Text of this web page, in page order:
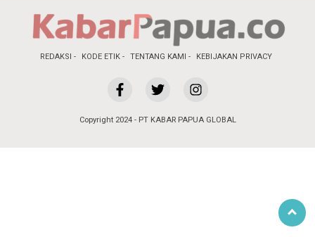
REDAKSI KODE ETIK TENTANG KAMI KEBIJAKAN PRIVACY
Copyright 2024 - PT KABAR PAPUA GLOBAL